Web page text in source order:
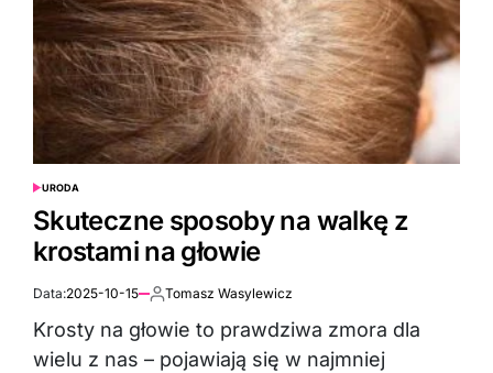
POSTED
IN
URODA
Skuteczne sposoby na walkę z
krostami na głowie
Data:2025-10-15 Autor:
Tomasz Wasylewicz
Krosty na głowie to prawdziwa zmora dla
wielu z nas – pojawiają się w najmniej